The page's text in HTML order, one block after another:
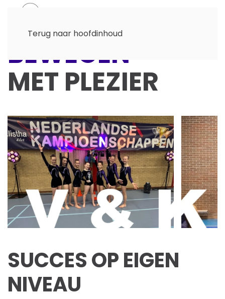
Terug naar hoofdinhoud
BEWEGEN
MET PLEZIER
SUCCES OP EIGEN
NIVEAU